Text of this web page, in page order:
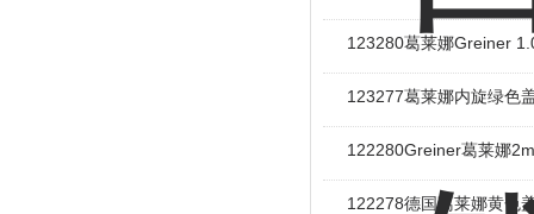
123280葛莱娜Greiner
123277葛莱娜内旋绿色
122280Greiner葛莱娜
122278德国葛莱娜黄色